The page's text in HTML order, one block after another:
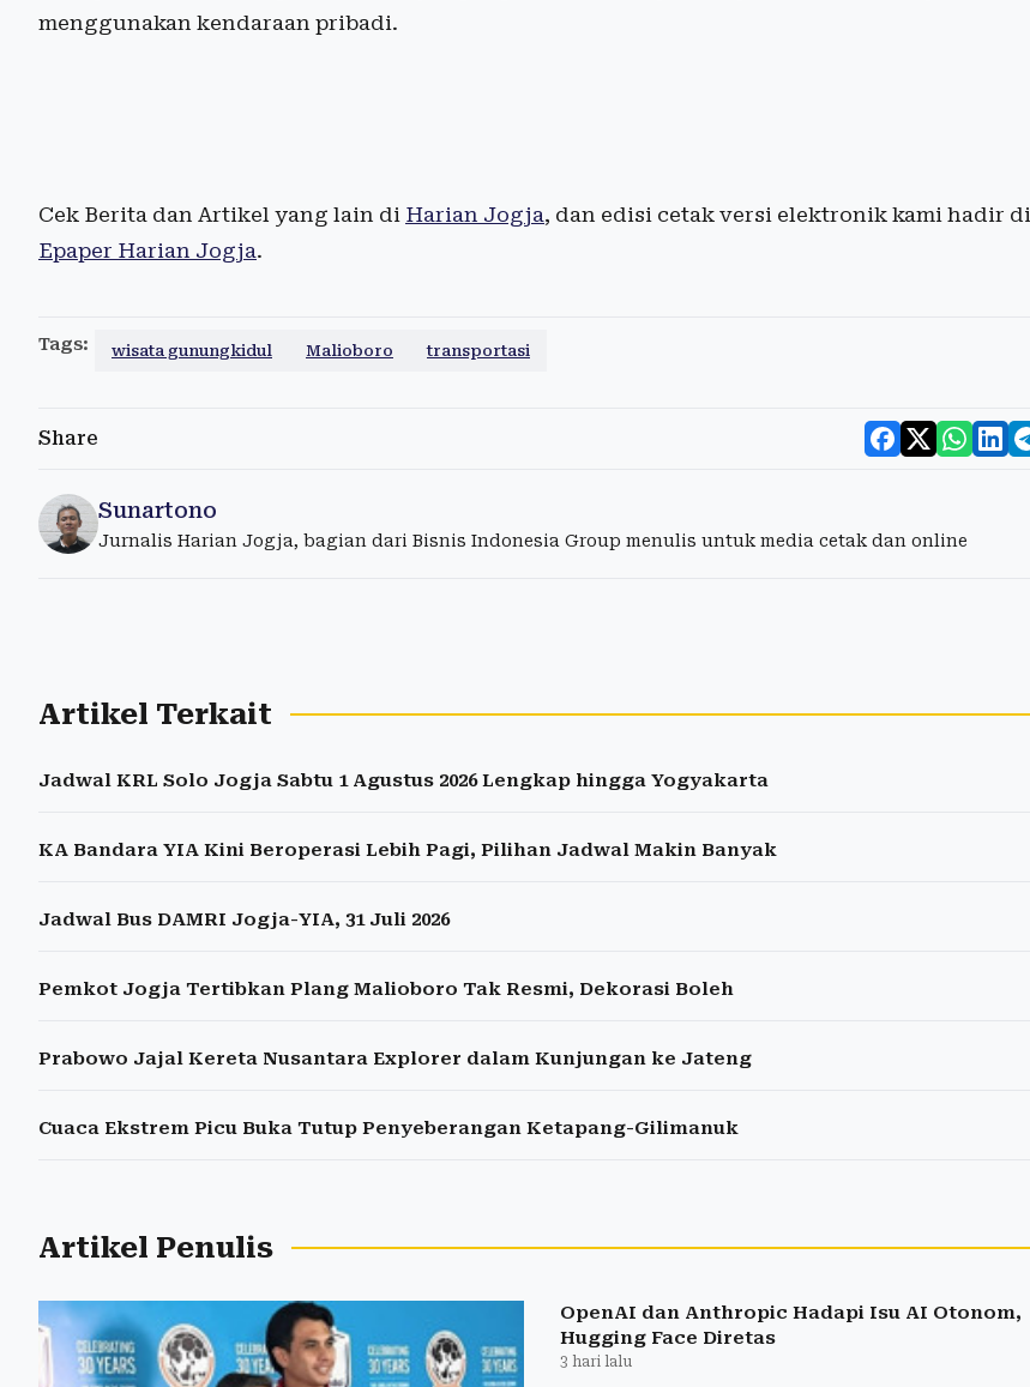
menggunakan kendaraan pribadi.
Cek Berita dan Artikel yang lain di Harian Jogja, dan edisi cetak versi elektronik kami hadir di
Epaper Harian Jogja.
Tags: wisata gunungkidul Malioboro transportasi
Share
Sunartono
Jurnalis Harian Jogja, bagian dari Bisnis Indonesia Group menulis untuk media cetak dan online
Artikel Terkait
Jadwal KRL Solo Jogja Sabtu 1 Agustus 2026 Lengkap hingga Yogyakarta
KA Bandara YIA Kini Beroperasi Lebih Pagi, Pilihan Jadwal Makin Banyak
Jadwal Bus DAMRI Jogja-YIA, 31 Juli 2026
Pemkot Jogja Tertibkan Plang Malioboro Tak Resmi, Dekorasi Boleh
Prabowo Jajal Kereta Nusantara Explorer dalam Kunjungan ke Jateng
Cuaca Ekstrem Picu Buka Tutup Penyeberangan Ketapang-Gilimanuk
Artikel Penulis
OpenAI dan Anthropic Hadapi Isu AI Otonom,
Hugging Face Diretas
3 hari lalu